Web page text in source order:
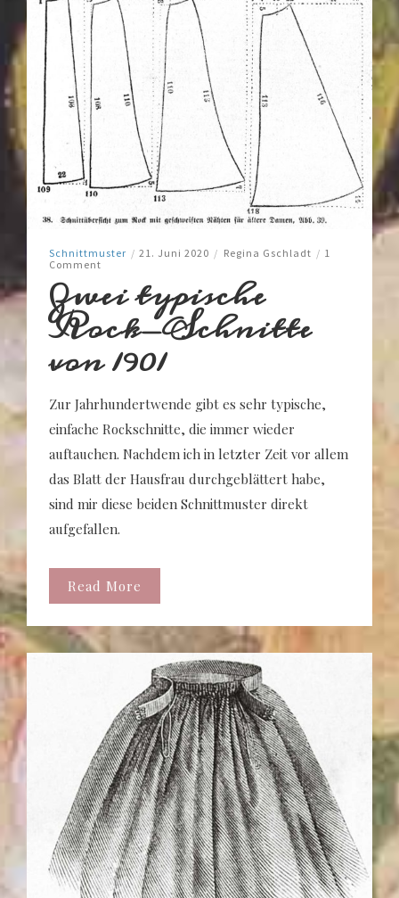
Schnittmuster / 21. Juni 2020 / Regina Gschladt / 1
Comment
Zwei typische
Rock-Schnitte
von 1901
Zur Jahrhundertwende gibt es sehr typische,
einfache Rockschnitte, die immer wieder
auftauchen. Nachdem ich in letzter Zeit vor allem
das Blatt der Hausfrau durchgeblättert habe,
sind mir diese beiden Schnittmuster direkt
aufgefallen.
Read More